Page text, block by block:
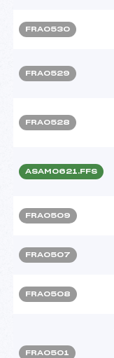
FRA0530
FRA0529
FRA0528
ASAM0621.FFS
FRA0509
FRA0507
FRA0508
FRA0501